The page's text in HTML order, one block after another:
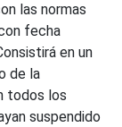
las normas
fecha
en un
de la
todos los
suspendido